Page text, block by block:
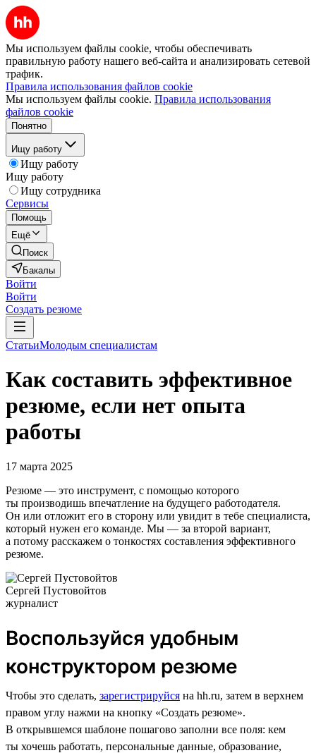
Мы используем файлы cookie, чтобы обеспечивать
правильную работу нашего веб-сайта и анализировать сетевой
трафик.
Правила использования файлов cookie
Мы используем файлы cookie. Правила использования
файлов cookie
Понятно
Ищу работу
Ищу работу
Ищу работу
Ищу сотрудника
Сервисы
Помощь
Ещё
Поиск
Бакалы
Войти
Войти
Создать резюме
СтатьиМолодым специалистам
Как составить эффективное
резюме, если нет опыта
работы
17 марта 2025
Резюме — это инструмент, с помощью которого
ты производишь впечатление на будущего работодателя.
Он или отложит его в сторону или увидит в тебе специалиста,
который нужен его команде. Мы — за второй вариант,
а потому расскажем о тонкостях составления эффективного
резюме.
Сергей Пустовойтов
журналист
Воспользуйся удобным
конструктором резюме
Чтобы это сделать, зарегистрируйся на hh.ru, затем в верхнем
правом углу нажми на кнопку «Создать резюме».
В открывшемся шаблоне пошагово заполни все поля: кем
ты хочешь работать, персональные данные, образование,